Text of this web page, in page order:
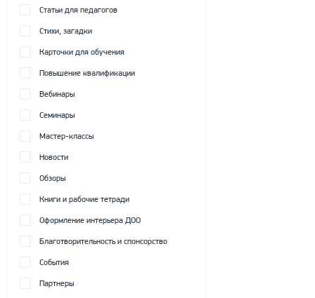
Статьи для педагогов
Стихи, загадки
Карточки для обучения
Повышение квалификации
Вебинары
Семинары
Мастер-классы
Новости
Обзоры
Книги и рабочие тетради
Оформление интерьера ДОО
Благотворительность и спонсорство
События
Партнеры